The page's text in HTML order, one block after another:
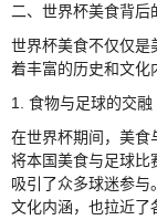
二、世界杯美食背后
世界杯美食不仅仅是
着丰富的历史和文化
1. 食物与足球的交融
在世界杯期间，美食
将本国美食与足球比
吸引了众多球迷参与
文化内涵，也拉近了